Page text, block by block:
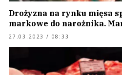
Drożyzna na rynku mięsa
markowe do narożnika.
27.03.2023 / 08:33